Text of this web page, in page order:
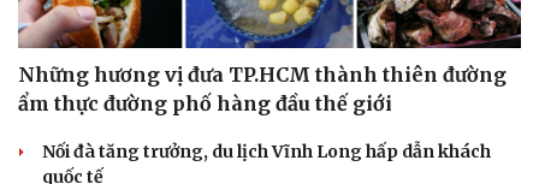
Những hương vị đưa TP.HCM thành thiên đường
ẩm thực đường phố hàng đầu thế giới
Nối đà tăng trưởng, du lịch Vĩnh Long hấp dẫn khách
quốc tế